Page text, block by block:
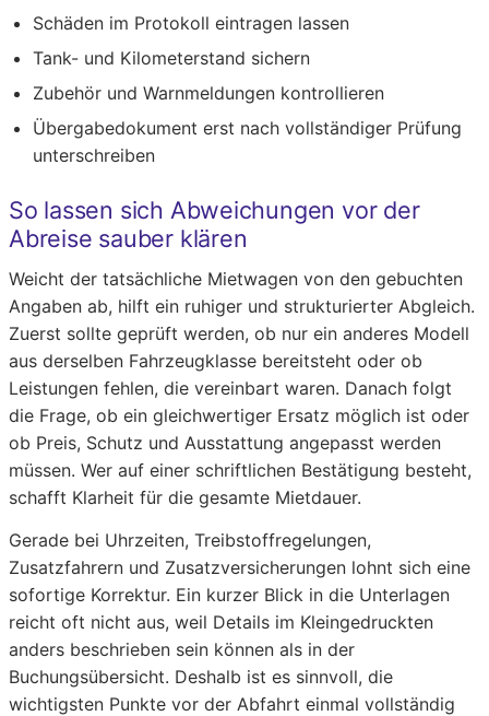
Schäden im Protokoll eintragen lassen
Tank- und Kilometerstand sichern
Zubehör und Warnmeldungen kontrollieren
Übergabedokument erst nach vollständiger Prüfung
unterschreiben
So lassen sich Abweichungen vor der
Abreise sauber klären
Weicht der tatsächliche Mietwagen von den gebuchten
Angaben ab, hilft ein ruhiger und strukturierter Abgleich.
Zuerst sollte geprüft werden, ob nur ein anderes Modell
aus derselben Fahrzeugklasse bereitsteht oder ob
Leistungen fehlen, die vereinbart waren. Danach folgt
die Frage, ob ein gleichwertiger Ersatz möglich ist oder
ob Preis, Schutz und Ausstattung angepasst werden
müssen. Wer auf einer schriftlichen Bestätigung besteht,
schafft Klarheit für die gesamte Mietdauer.
Gerade bei Uhrzeiten, Treibstoffregelungen,
Zusatzfahrern und Zusatzversicherungen lohnt sich eine
sofortige Korrektur. Ein kurzer Blick in die Unterlagen
reicht oft nicht aus, weil Details im Kleingedruckten
anders beschrieben sein können als in der
Buchungsübersicht. Deshalb ist es sinnvoll, die
wichtigsten Punkte vor der Abfahrt einmal vollständig